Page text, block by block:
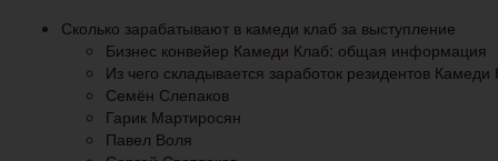
Сколько зарабатывают в камеди клаб за выступление
Бизнес конвейер Камеди Клаб: общая информация
Из чего складывается заработок резидентов Камеди
Семён Слепаков
Гарик Мартиросян
Павел Воля